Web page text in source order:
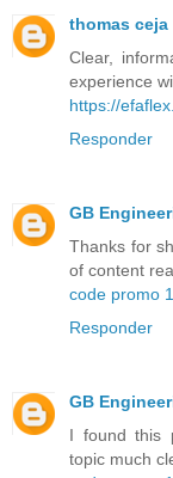
thomas ceja
Clear,
experience
https://
Responder
GB
Thanks for
of content
code promo
Responder
GB
I found this
topic much